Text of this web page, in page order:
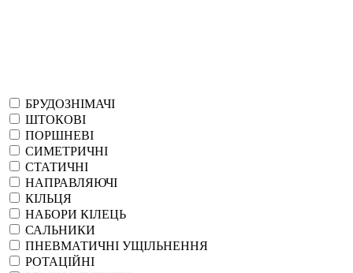
БРУДОЗНІМАЧІ
ШТОКОВІ
ПОРШНЕВІ
СИМЕТРИЧНІ
СТАТИЧНІ
НАПРАВЛЯЮЧІ
КІЛЬЦЯ
НАБОРИ КІЛЕЦЬ
САЛЬНИКИ
ПНЕВМАТИЧНІ УЩІЛЬНЕННЯ
РОТАЦІЙНІ